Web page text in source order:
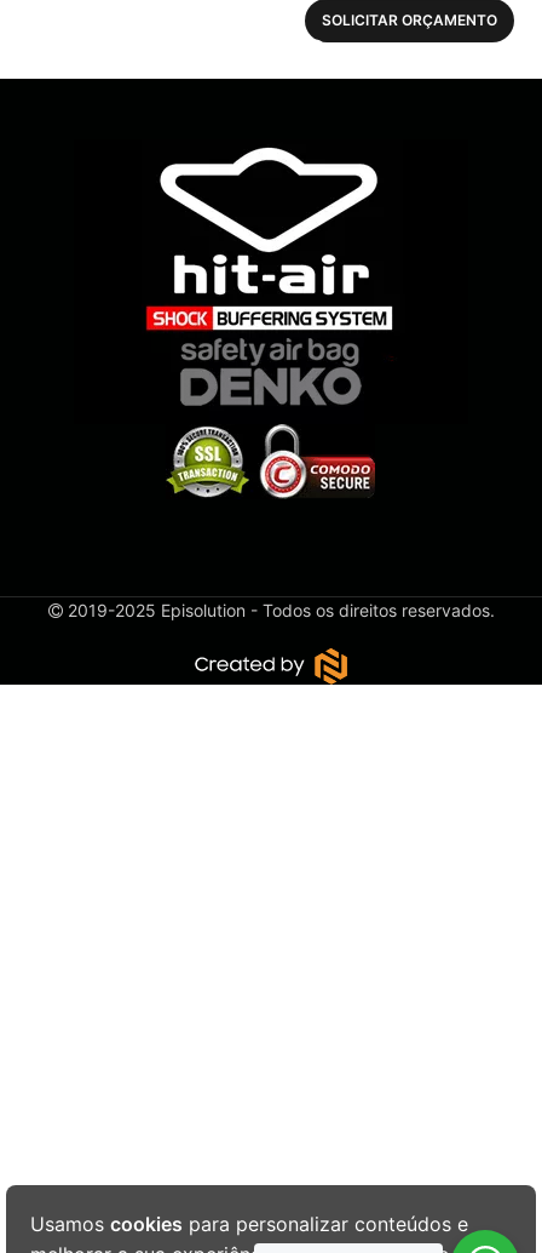
SOLICITAR ORÇAMENTO
2019-2025 Episolution - Todos os direitos reservados.
Usamos cookies para personalizar conteúdos e